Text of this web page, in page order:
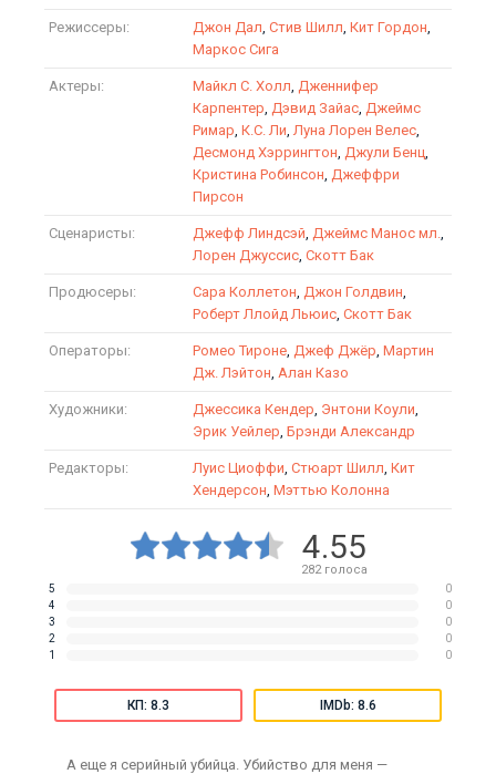
Режиссеры: Джон Дал, Стив Шилл, Кит Гордон,
Маркос Сига
Актеры: Майкл С. Холл, Дженнифер
Карпентер, Дэвид Зайас, Джеймс
Римар, К.С. Ли, Луна Лорен Велес,
Десмонд Хэррингтон, Джули Бенц,
Кристина Робинсон, Джеффри
Пирсон
Сценаристы: Джефф Линдсэй, Джеймс Манос мл.,
Лорен Джуссис, Скотт Бак
Продюсеры: Сара Коллетон, Джон Голдвин,
Роберт Ллойд Льюис, Скотт Бак
Операторы: Ромео Тироне, Джеф Джёр, Мартин
Дж. Лэйтон, Алан Казо
Художники: Джессика Кендер, Энтони Коули,
Эрик Уейлер, Брэнди Александр
Редакторы: Луис Циоффи, Стюарт Шилл, Кит
Хендерсон, Мэттью Колонна
4.55
282голоса
5
0
4
0
3
0
2
0
1
0
КП: 8.3 IMDb: 8.6
А еще я серийный убийца. Убийство для меня —